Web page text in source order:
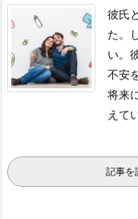
彼氏
た。
い。
不安
将来
えて
記事を